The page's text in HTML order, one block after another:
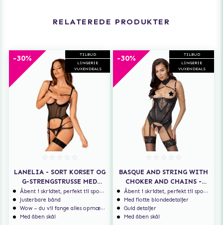
RELATEREDE PRODUKTER
TILBUD
LINGERIE
VUXENDEALS
-30%
LANELIA - SORT KORSET OG
G-STRENGSTRUSSE MED
ÅBENT SKRIDT
Åbent i skridtet, perfekt til spontan sex
Justerbare bånd
Wow – du vil fange alles opmærksomhed
Med åben skål
TILBUD
LINGERIE
VUXENDEALS
-30%
BASQUE AND STRING WITH
CHOKER AND CHAINS -
BLACK
Åbent i skridtet, perfekt til spontan sex
Med flotte blondedetaljer
Guld detaljer
Med åben skål